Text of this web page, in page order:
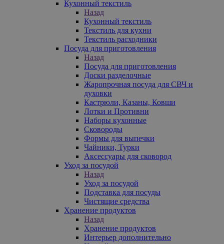
Кухонный текстиль
Назад
Кухонный текстиль
Текстиль для кухни
Текстиль расходники
Посуда для приготовления
Назад
Посуда для приготовления
Доски разделочные
Жаропрочная посуда для СВЧ и
духовки
Кастрюли, Казаны, Ковши
Лотки и Противни
Наборы кухонные
Сковороды
Формы для выпечки
Чайники, Турки
Аксессуары для сковород
Уход за посудой
Назад
Уход за посудой
Подставка для посуды
Чистящие средства
Хранение продуктов
Назад
Хранение продуктов
Интерьер дополнительно